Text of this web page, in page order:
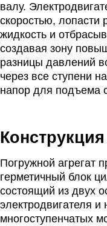
валу.
скоростью, лопасти
жидкость и
создавая зону
разницы давлений
через все ступени
напор для подъема
Погружной агрегат
герметичный блок
состоящий из двух
электродвигателя и
многоступенчатых